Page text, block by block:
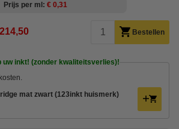
Prijs per ml
€ 0,31
Bestellen
uw inkt! (zonder kwaliteitsverlies)!
mat zwart (123inkt huismerk)